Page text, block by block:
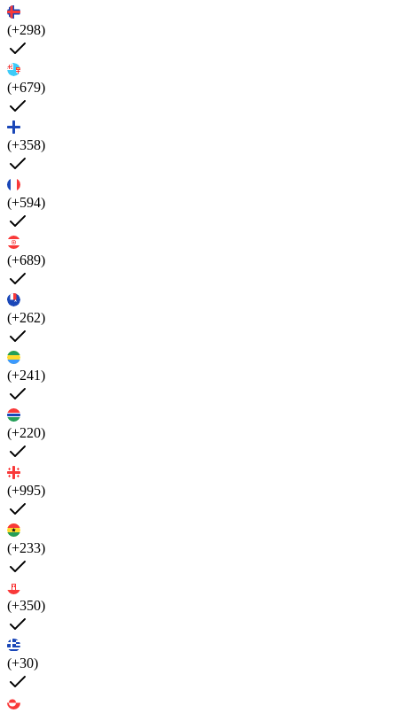
(+298)
(+679)
(+358)
(+594)
(+689)
(+262)
(+241)
(+220)
(+995)
(+233)
(+350)
(+30)